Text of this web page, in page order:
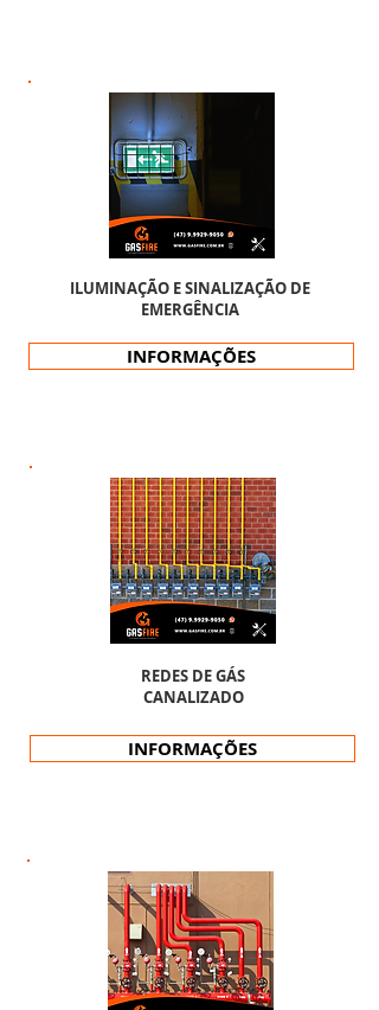
INFORMAÇÕES
ILUMINAÇÃO E SINALIZAÇÃO DE
EMERGÊNCIA
INFORMAÇÕES
REDES DE GÁS
CANALIZADO